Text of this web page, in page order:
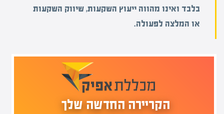
בלבד ואינו מהווה ייעוץ השקעות, שיווק השקעות
או המלצה לפעולה.
הקריירה החדשה שלך